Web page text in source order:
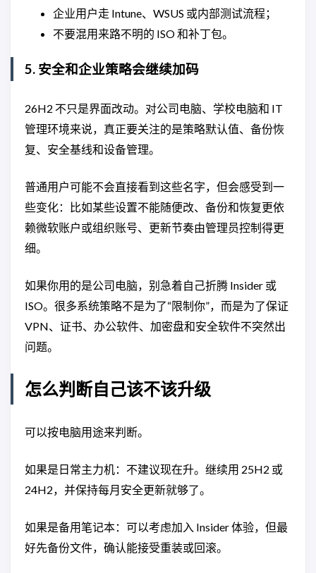
企业用户走 Intune、WSUS 或内部测试流程；
不要混用来路不明的 ISO 和补丁包。
5. 安全和企业策略会继续加码
26H2 不只是界面改动。对公司电脑、学校电脑和 IT
管理环境来说，真正要关注的是策略默认值、备份恢
复、安全基线和设备管理。
普通用户可能不会直接看到这些名字，但会感受到一
些变化：比如某些设置不能随便改、备份和恢复更依
赖微软账户或组织账号、更新节奏由管理员控制得更
细。
如果你用的是公司电脑，别急着自己折腾 Insider 或
ISO。很多系统策略不是为了“限制你”，而是为了保证
VPN、证书、办公软件、加密盘和安全软件不突然出
问题。
怎么判断自己该不该升级
可以按电脑用途来判断。
如果是日常主力机：不建议现在升。继续用 25H2 或
24H2，并保持每月安全更新就够了。
如果是备用笔记本：可以考虑加入 Insider 体验，但最
好先备份文件，确认能接受重装或回滚。